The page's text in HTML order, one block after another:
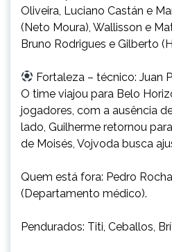
Oliveira, Luciano Castán e
(Neto Moura), Wallisson e
Bruno Rodrigues e Gilberto
Fortaleza – técnico: Juan
O time viajou para Belo
jogadores, com a ausência
lado, Guilherme retornou
de Moisés, Vojvoda busca
Quem está fora: Pedro
(Departamento médico).
Pendurados: Titi, Ceballos,